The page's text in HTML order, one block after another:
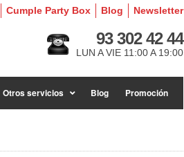
Newsletter
Blog
Cumple Party Box
93 302 42 44
LUN A VIE 11:00 A 19:00
Otros servicios Blog Promoción